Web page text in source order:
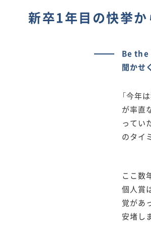
新卒1年目の快挙
Be the
聞かせ
「今年
が率直
ってい
のタイ
ここ数
個人賞
覚があ
安堵し